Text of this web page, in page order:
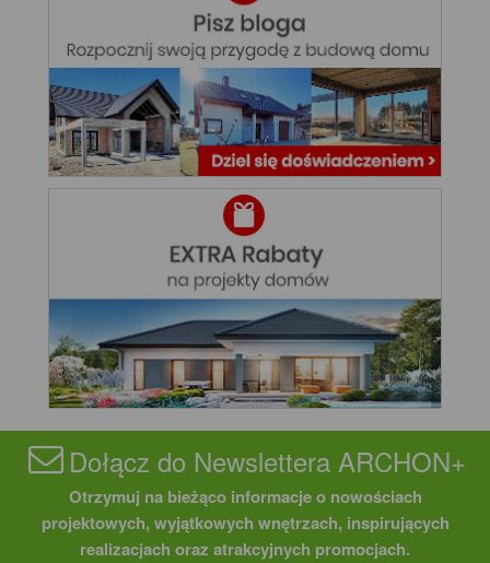
Dołącz do Newslettera ARCHON+
Otrzymuj na bieżąco informacje o nowościach
projektowych, wyjątkowych wnętrzach, inspirujących
realizacjach oraz atrakcyjnych promocjach.